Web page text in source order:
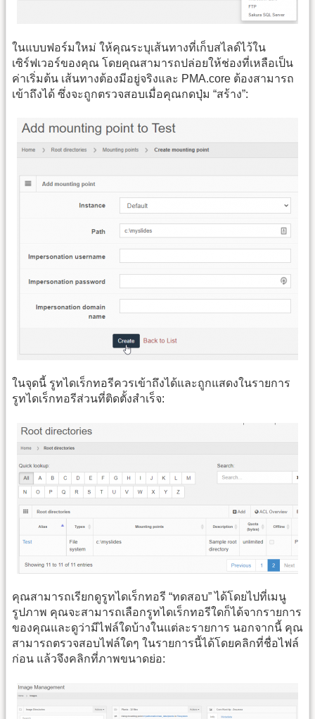
ในแบบฟอร์มใหม่ ให้คุณระบุเส้นทางที่เก็บสไลด์ไว้ใน
เซิร์ฟเวอร์ของคุณ โดยคุณสามารถปล่อยให้ช่องที่เหลือเป็น
ค่าเริ่มต้น เส้นทางต้องมีอยู่จริงและ PMA.core ต้องสามารถ
เข้าถึงได้ ซึ่งจะถูกตรวจสอบเมื่อคุณกดปุ่ม “สร้าง”:
ในจุดนี้ รูทไดเร็กทอรีควรเข้าถึงได้และถูกแสดงในรายการ
รูทไดเร็กทอรีส่วนที่ติดตั้งสำเร็จ:
คุณสามารถเรียกดูรูทไดเร็กทอรี “ทดสอบ” ได้โดยไปที่เมนู
รูปภาพ คุณจะสามารถเลือกรูทไดเร็กทอรีใดก็ได้จากรายการ
ของคุณและดูว่ามีไฟล์ใดบ้างในแต่ละรายการ นอกจากนี้ คุณ
สามารถตรวจสอบไฟล์ใดๆ ในรายการนี้ได้โดยคลิกที่ชื่อไฟล์
ก่อน แล้วจึงคลิกที่ภาพขนาดย่อ: